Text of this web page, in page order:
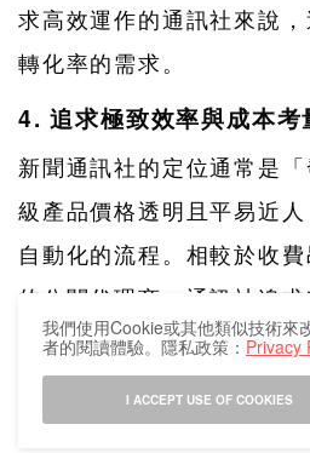
求高效運作的通訊社來說
轉化率的需求。
4. 追求極致效率與成本考
新聞通訊社的定位通常是
級產品價格透明且平易近人
自動化的流程。相較於收
的公關代理商，通訊社追
布。為了維持這種高性價
可能不願意提供耗時費力
定制清單或深度說明，目
我們使用Cookie或其他類似技術來
者的閱讀體驗。隱私政策： Privacy
I ACCEPT USE OF COOKIES